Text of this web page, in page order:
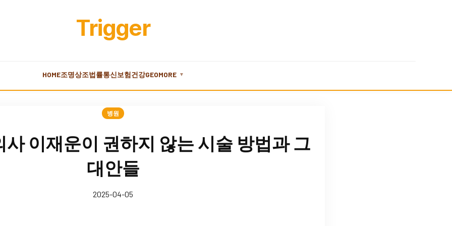
Trigger
HOME조명상조법률통신보험건강GEOMORE ▼
병원
사 이재운이 권하지 않는 시술 방법과 그
대안들
2025-04-05